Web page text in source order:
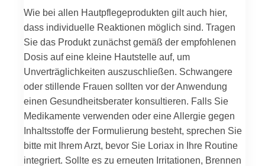
Wie bei allen Hautpflegeprodukten gilt auch hier,
dass individuelle Reaktionen möglich sind. Tragen
Sie das Produkt zunächst gemäß der empfohlenen
Dosis auf eine kleine Hautstelle auf, um
Unverträglichkeiten auszuschließen. Schwangere
oder stillende Frauen sollten vor der Anwendung
einen Gesundheitsberater konsultieren. Falls Sie
Medikamente verwenden oder eine Allergie gegen
Inhaltsstoffe der Formulierung besteht, sprechen Sie
bitte mit Ihrem Arzt, bevor Sie Loriax in Ihre Routine
integriert. Sollte es zu erneuten Irritationen, Brennen